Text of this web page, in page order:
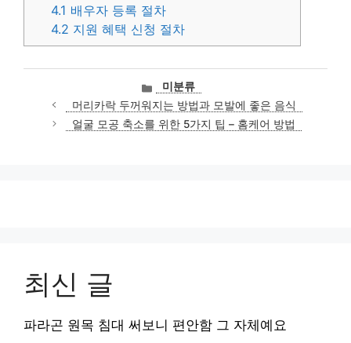
4.1 배우자 등록 절차
4.2 지원 혜택 신청 절차
카
테
고
리
미분류
머리카락 두꺼워지는 방법과 모발에 좋은 음식
얼굴 모공 축소를 위한 5가지 팁 – 홈케어 방법
최신 글
파라곤 원목 침대 써보니 편안함 그 자체예요